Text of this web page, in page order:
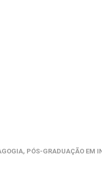
PÓS-GRADUAÇÃO EM